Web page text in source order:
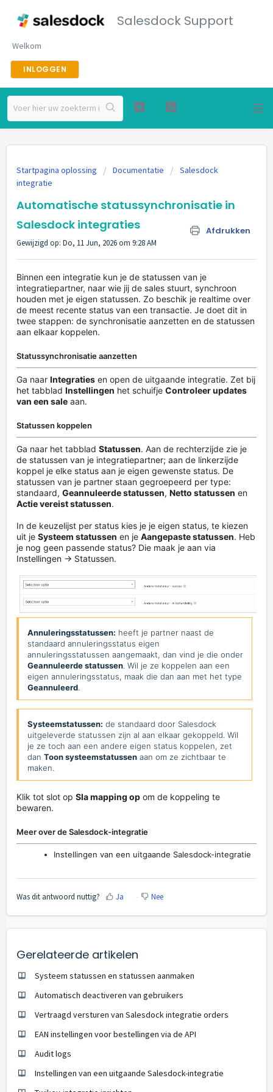
Salesdock Support
Welkom
INLOGGEN
Startpagina oplossing Documentatie
Salesdock
integratie
Automatische statussynchronisatie in
Salesdock integraties
Afdrukken
Gewijzigd op: Do, 11 Jun, 2026 om 9:28 AM
Binnen een integratie kun je de statussen van je
integratiepartner, naar wie jij de sales stuurt, synchroon
houden met je eigen statussen. Zo beschik je realtime over
de meest recente status van een transactie. Je doet dit in
twee stappen: de synchronisatie aanzetten en de statussen
aan elkaar koppelen.
Statussynchronisatie aanzetten
Ga naar Integraties en open de uitgaande integratie. Zet bij
het tabblad Instellingen het schuifje Controleer updates
van een sale aan.
Statussen koppelen
Ga naar het tabblad Statussen. Aan de rechterzijde zie je
de statussen van je integratiepartner; aan de linkerzijde
koppel je elke status aan je eigen gewenste status. De
statussen van je partner staan gegroepeerd per type:
standaard, Geannuleerde statussen, Netto statussen en
Actie vereist statussen.
In de keuzelijst per status kies je je eigen status, te kiezen
uit je Systeem statussen en je Aangepaste statussen. Heb
je nog geen passende status? Die maak je aan via
Instellingen → Statussen.
Annuleringsstatussen: heeft je partner naast de
standaard annuleringsstatus eigen
annuleringsstatussen aangemaakt, dan vind je die onder
Geannuleerde statussen. Wil je ze koppelen aan een
eigen annuleringsstatus, maak die dan aan met het type
Geannuleerd.
Systeemstatussen: de standaard door Salesdock
uitgeleverde statussen zijn al aan elkaar gekoppeld. Wil
je ze toch aan een andere eigen status koppelen, zet
dan Toon systeemstatussen aan om ze zichtbaar te
maken.
Klik tot slot op Sla mapping op om de koppeling te
bewaren.
Meer over de Salesdock-integratie
Instellingen van een uitgaande Salesdock-integratie
Was dit antwoord nuttig? Ja Nee
Gerelateerde artikelen
Systeem statussen en statussen aanmaken
Automatisch deactiveren van gebruikers
Vertraagd versturen van Salesdock integratie orders
EAN instellingen voor bestellingen via de API
Audit logs
Instellingen van een uitgaande Salesdock-integratie